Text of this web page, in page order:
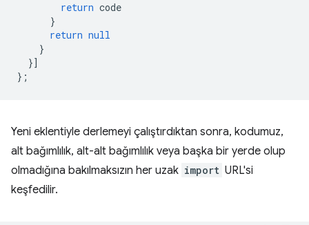
return code
}
return null
}
}]
};
Yeni eklentiyle derlemeyi çalıştırdıktan sonra, kodumuz,
alt bağımlılık, alt-alt bağımlılık veya başka bir yerde olup
olmadığına bakılmaksızın her uzak import URL'si
keşfedilir.